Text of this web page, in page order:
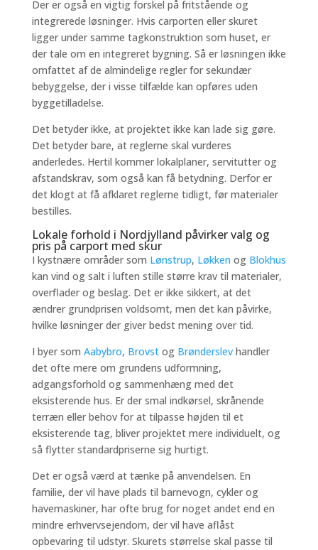
Der er også en vigtig forskel på fritstående og
integrerede løsninger. Hvis carporten eller skuret
ligger under samme tagkonstruktion som huset, er
der tale om en integreret bygning. Så er løsningen ikke
omfattet af de almindelige regler for sekundær
bebyggelse, der i visse tilfælde kan opføres uden
byggetilladelse.
Det betyder ikke, at projektet ikke kan lade sig gøre.
Det betyder bare, at reglerne skal vurderes
anderledes. Hertil kommer lokalplaner, servitutter og
afstandskrav, som også kan få betydning. Derfor er
det klogt at få afklaret reglerne tidligt, før materialer
bestilles.
Lokale forhold i Nordjylland påvirker valg og
pris på carport med skur
I kystnære områder som Lønstrup, Løkken og Blokhus
kan vind og salt i luften stille større krav til materialer,
overflader og beslag. Det er ikke sikkert, at det
ændrer grundprisen voldsomt, men det kan påvirke,
hvilke løsninger der giver bedst mening over tid.
I byer som Aabybro, Brovstog Brønderslevhandler
det ofte mere om grundens udformning,
adgangsforhold og sammenhæng med det
eksisterende hus. Er der smal indkørsel, skrånende
terræn eller behov for at tilpasse højden til et
eksisterende tag, bliver projektet mere individuelt, og
så flytter standardpriserne sig hurtigt.
Det er også værd at tænke på anvendelsen. En
familie, der vil have plads til barnevogn, cykler og
havemaskiner, har ofte brug for noget andet end en
mindre erhvervsejendom, der vil have aflåst
opbevaring til udstyr. Skurets størrelse skal passe til